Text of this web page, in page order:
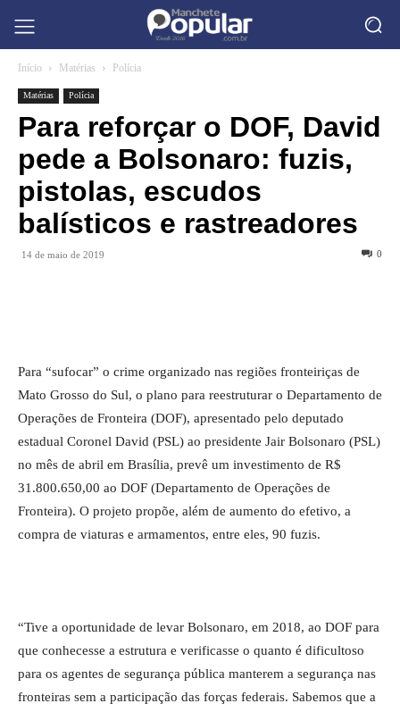
Início Matérias Polícia
Matérias Polícia
Para reforçar o DOF, David
pede a Bolsonaro: fuzis,
pistolas, escudos
balísticos e rastreadores
14 de maio de 2019 0
Para “sufocar” o crime organizado nas regiões fronteiriças de
Mato Grosso do Sul, o plano para reestruturar o Departamento de
Operações de Fronteira (DOF), apresentado pelo deputado
estadual Coronel David (PSL) ao presidente Jair Bolsonaro (PSL)
no mês de abril em Brasília, prevê um investimento de R$
31.800.650,00 ao DOF (Departamento de Operações de
Fronteira). O projeto propõe, além de aumento do efetivo, a
compra de viaturas e armamentos, entre eles, 90 fuzis.
“Tive a oportunidade de levar Bolsonaro, em 2018, ao DOF para
que conhecesse a estrutura e verificasse o quanto é dificultoso
para os agentes de segurança pública manterem a segurança nas
fronteiras sem a participação das forças federais. Sabemos que a